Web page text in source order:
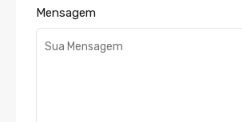
Mensagem